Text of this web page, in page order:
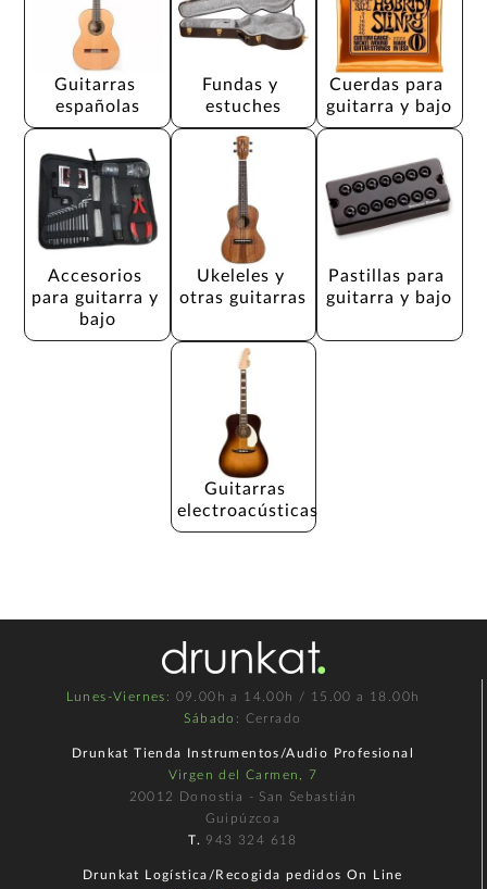
Guitarras
españolas
Fundas y
estuches
Cuerdas para
guitarra y bajo
Accesorios
para guitarra y
bajo
Ukeleles y
otras guitarras
Pastillas para
guitarra y bajo
Guitarras
electroacústicas
Lunes-Viernes : 09.00h a 14.00h / 15.00 a 18.00h
Sábado : Cerrado
Drunkat Tienda Instrumentos/Audio Profesional
Virgen del Carmen, 7
20012 Donostia - San Sebastián
Guipúzcoa
T. 943 324 618
Drunkat Logística/Recogida pedidos On Line